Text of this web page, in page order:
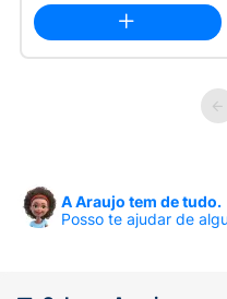
A Araujo tem de tudo.
Posso te ajudar de